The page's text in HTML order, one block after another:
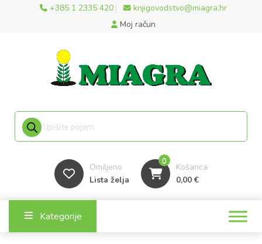
+385 1 2335 420
knjigovodstvo@miagra.hr
Moj račun
Products search
Omiljeno
Lista želja
0
Košarica
0,00€
Kategorije